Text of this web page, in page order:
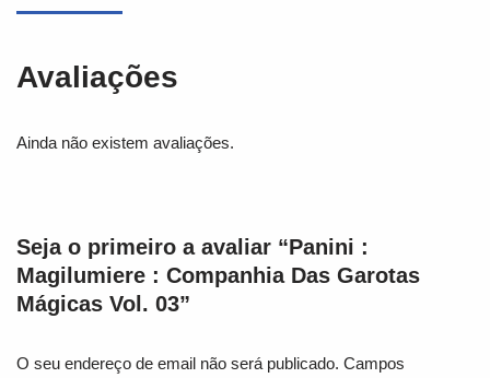
Avaliações
Ainda não existem avaliações.
Seja o primeiro a avaliar “Panini :
Magilumiere : Companhia Das Garotas
Mágicas Vol. 03”
O seu endereço de email não será publicado. Campos